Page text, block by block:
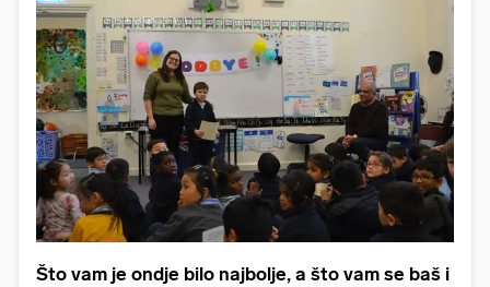
Što vam je ondje bilo najbolje, a što vam se baš i